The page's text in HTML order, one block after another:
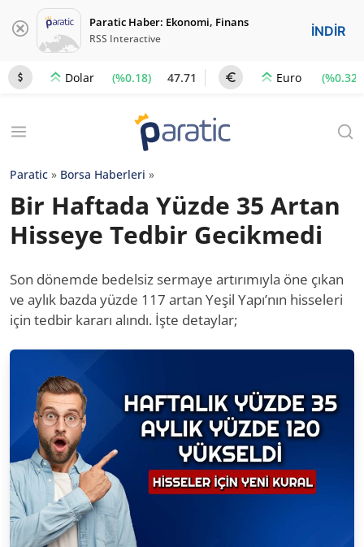
Paratic Haber: Ekonomi, Finans
RSS Interactive İNDİR
Dolar (%0.18) 47.71 Euro (%0.32)
Paratic » Borsa Haberleri »
Bir Haftada Yüzde 35 Artan
Hisseye Tedbir Gecikmedi
Son dönemde bedelsiz sermaye artırımıyla öne çıkan
ve aylık bazda yüzde 117 artan Yeşil Yapı’nın hisseleri
için tedbir kararı alındı. İşte detaylar;